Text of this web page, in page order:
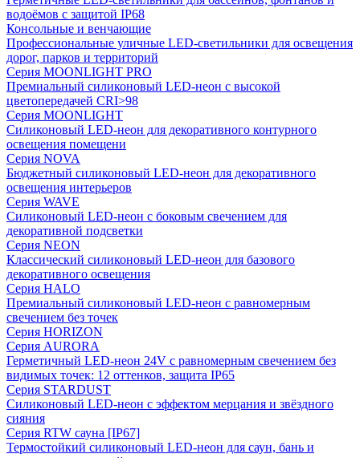
водоёмов с защитой IP68
Консольные и венчающие
Профессиональные уличные LED-светильники для освещения
дорог, парков и территорий
Серия MOONLIGHT PRO
Премиальный силиконовый LED-неон с высокой
цветопередачей CRI>98
Серия MOONLIGHT
Силиконовый LED-неон для декоративного контурного
освещения помещени
Серия NOVA
Бюджетный силиконовый LED-неон для декоративного
освещения интерьеров
Серия WAVE
Силиконовый LED-неон с боковым свечением для
декоративной подсветки
Серия NEON
Классический силиконовый LED-неон для базового
декоративного освещения
Серия HALO
Премиальный силиконовый LED-неон с равномерным
свечением без точек
Серия HORIZON
Серия AURORA
Герметичный LED-неон 24V с равномерным свечением без
видимых точек: 12 оттенков, защита IP65
Серия STARDUST
Силиконовый LED-неон с эффектом мерцания и звёздного
сияния
Серия RTW сауна [IP67]
Термостойкий силиконовый LED-неон для саун, бань и